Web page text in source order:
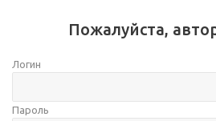
Пожалуйста,
Логин
Пароль